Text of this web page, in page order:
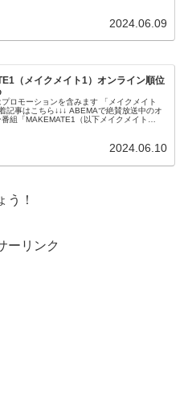
2024.06.09
（メイクメイト1）オンライン順位
ロモーションを含みます 「メイクメイト
記事はこちら↓↓↓ ABEMAで絶賛放送中のオ
組「MAKEMATE1（以下メイクメイト
2024.06.10
う！
ーリンク